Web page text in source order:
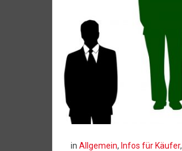
in Allgemein, Infos für Käufer,